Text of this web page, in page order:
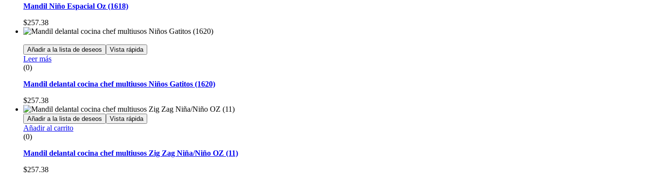
Mandil Niño Espacial Oz (1618)
$257.38
Añadir a la lista de deseos Vista rápida
Leer más
(0)
Mandil delantal cocina chef multiusos Niños Gatitos (1620)
$257.38
Añadir a la lista de deseos Vista rápida
Añadir al carrito
(0)
Mandil delantal cocina chef multiusos Zig Zag Niña/Niño OZ (11)
$257.38